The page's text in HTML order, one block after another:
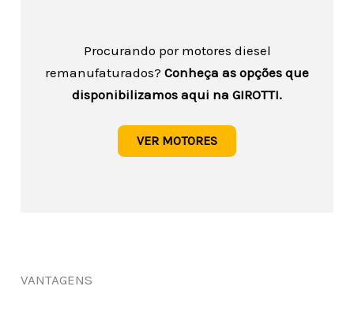
Procurando por motores diesel
remanufaturados? Conheça as opções que
disponibilizamos aqui na GIROTTI.
VER MOTORES
VANTAGENS